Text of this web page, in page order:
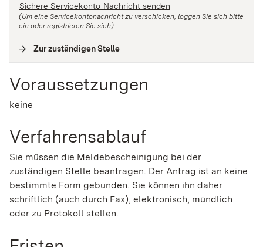
Sichere Servicekonto-Nachricht senden
(Um eine Servicekontonachricht zu verschicken, loggen Sie sich bitte
ein oder registrieren Sie sich)
Zur zuständigen Stelle
Voraussetzungen
keine
Verfahrensablauf
Sie müssen die Meldebescheinigung bei der
zuständigen Stelle beantragen. Der Antrag ist an keine
bestimmte Form gebunden. Sie können ihn daher
schriftlich (auch durch Fax), elektronisch, mündlich
oder zu Protokoll stellen.